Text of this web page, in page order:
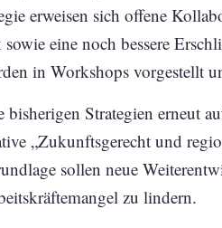
erweisen sich offene
eine noch bessere
in Workshops vorgestellt
Strategien erneut
„Zukunftsgerecht und
sollen neue
zu lindern.